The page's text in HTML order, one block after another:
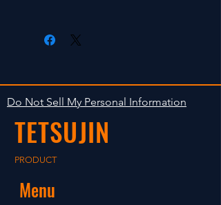
isn't accepted in goods.
します。海外への出荷は入金確認
The occasion with the stock is
shipped in 2-5 days. Shipment to
foreign countries will be shipment
after payment confirmation.
Do Not Sell My Personal Information
TETSUJIN
PRODUCT
Menu